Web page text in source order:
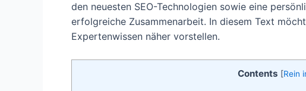
den neuesten SEO-Technologien sowie eine
erfolgreiche Zusammenarbeit. In diesem Text
Expertenwissen näher vorstellen.
Contents [Rein